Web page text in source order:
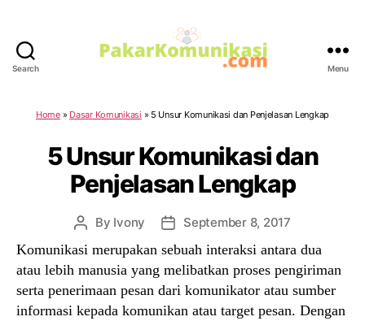
Search Menu
Home» Dasar Komunikasi » 5 Unsur Komunikasi dan Penjelasan Lengkap
5 Unsur Komunikasi dan
Penjelasan Lengkap
Post
author
By Ivony
Post
date
September 8, 2017
Komunikasi merupakan sebuah interaksi antara dua
atau lebih manusia yang melibatkan proses pengiriman
serta penerimaan pesan dari komunikator atau sumber
informasi kepada komunikan atau target pesan. Dengan